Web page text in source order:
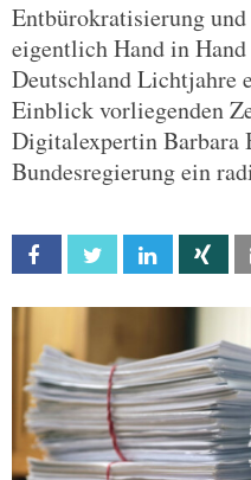
Entbürokratisierung
eigentlich Hand in
Deutschland Lichtjahre
Einblick vorliegenden
Digitalexpertin Barbara
Bundesregierung ein
Facebook Twitter Linkedin